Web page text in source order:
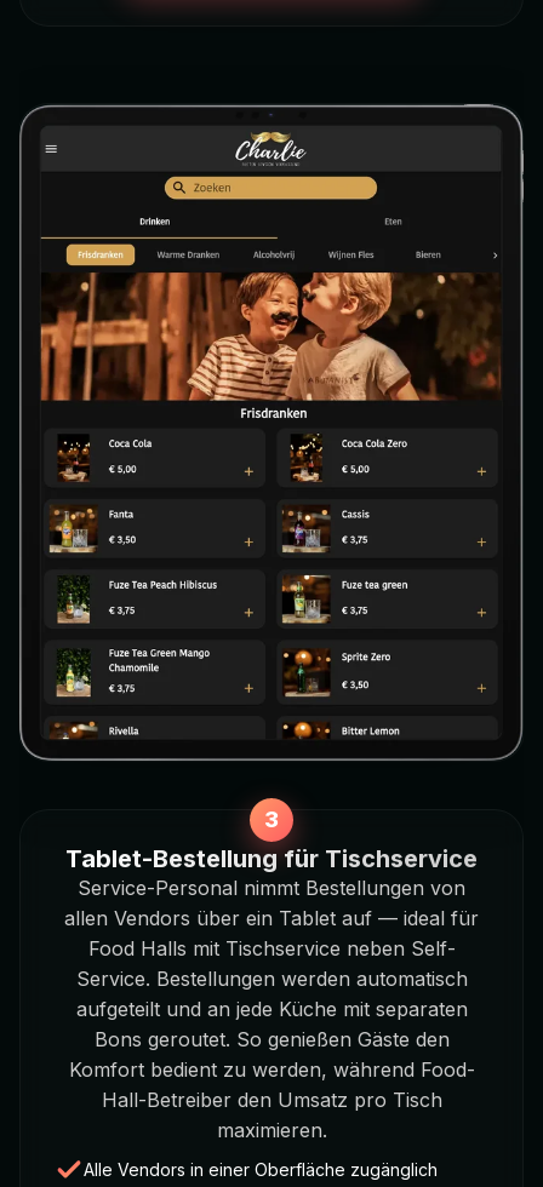
Tablet-Bestellung für Tischservice
Service-Personal nimmt Bestellungen von
allen Vendors über ein Tablet auf — ideal für
Food Halls mit Tischservice neben Self-
Service. Bestellungen werden automatisch
aufgeteilt und an jede Küche mit separaten
Bons geroutet. So genießen Gäste den
Komfort bedient zu werden, während Food-
Hall-Betreiber den Umsatz pro Tisch
maximieren.
Alle Vendors in einer Oberfläche zugänglich